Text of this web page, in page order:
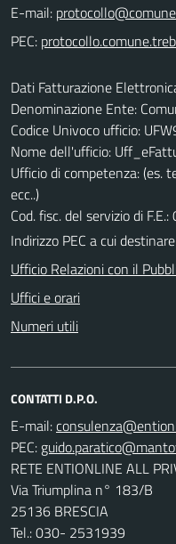
E-mail:
PEC:
Dati Fatturazione
Denominazione Ente:
Codice Univoco ufficio:
Nome dell'ufficio:
Ufficio di competenza: (es.
ecc..)
Cod. fisc. del servizio di
Indirizzo PEC a cui
Ufficio Relazioni con il
Uffici e orari
Numeri utili
CONTATTI D.P.O.
E-mail:
PEC:
RETE ENTIONLINE ALL
Via Triumplina n° 183/B
25136 BRESCIA
Tel.: 030- 2531939